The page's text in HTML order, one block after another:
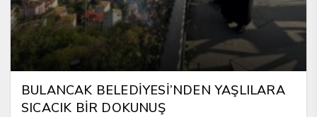
BULANCAK BELEDİYESİ’NDEN YAŞLILARA
SICACIK BİR DOKUNUŞ